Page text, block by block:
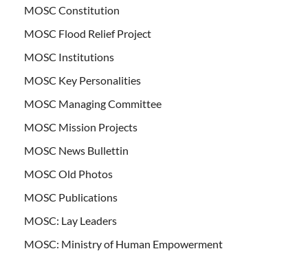
MOSC Constitution
MOSC Flood Relief Project
MOSC Institutions
MOSC Key Personalities
MOSC Managing Committee
MOSC Mission Projects
MOSC News Bullettin
MOSC Old Photos
MOSC Publications
MOSC: Lay Leaders
MOSC: Ministry of Human Empowerment